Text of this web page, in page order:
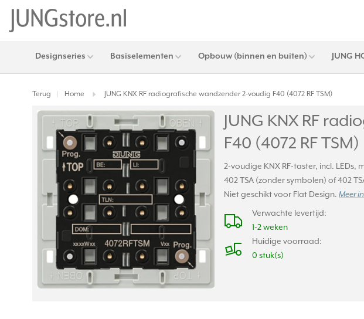
Designseries Basiselementen Opbouw (binnen en buiten) JUNG
Terug Home JUNG KNX RF radiografische wandzender 2-voudig F40 (4072 RF TSM)
JUNG KNX RF
F40 (4072 RF TSM)
2-voudige KNX RF-taster, incl.
402 TSA (zonder symbolen) of 402
Niet geschikt voor Flat Design.Meer
Verwachte levertijd:
1-2 weken
Huidige voorraad:
0 stuk(s)